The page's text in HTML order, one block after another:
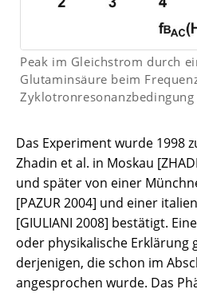
Peak im Gleichstrom durch
Glutaminsäure beim
Zyklotronresonanzbedingung
Das Experiment wurde 1998
Zhadin et al. in Moskau
und später von einer
[PAZUR 2004] und einer
[GIULIANI 2008] bestätigt.
oder physikalische Erklärung
derjenigen, die schon im
angesprochen wurde. Das